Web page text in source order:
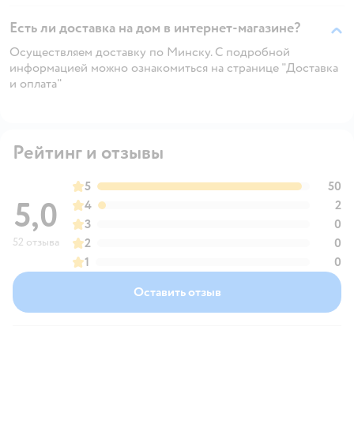
Есть ли доставка на дом в интернет-магазине?
Осуществляем доставку по Минску. С подробной
информацией можно ознакомиться на странице "Доставка
и оплата"
Рейтинг и отзывы
5,0
52 отзыва
5
50
4
2
3
0
2
0
1
0
Оставить отзыв